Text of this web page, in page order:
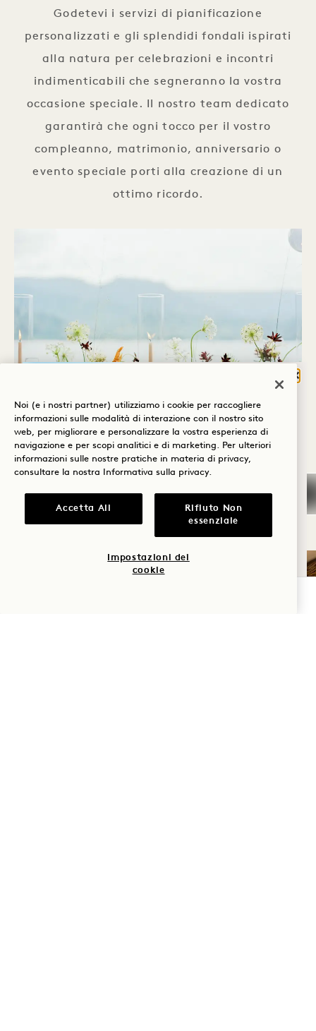
Godetevi i servizi di pianificazione
personalizzati e gli splendidi fondali ispirati
alla natura per celebrazioni e incontri
indimenticabili che segneranno la vostra
occasione speciale. Il nostro team dedicato
garantirà che ogni tocco per il vostro
compleanno, matrimonio, anniversario o
evento speciale porti alla creazione di un
ottimo ricordo.
COSA TI PORTA A
HANALEI BAY?
Benessere
Golf
Tempo in
Noi (e i nostri partner) utilizziamo i cookie per raccogliere
informazioni sulle modalità di interazione con il nostro sito
web, per migliorare e personalizzare la vostra esperienza di
navigazione e per scopi analitici e di marketing. Per ulteriori
informazioni sulle nostre pratiche in materia di privacy,
consultare la nostra
Informativa sulla privacy.
Accetta All
Rifiuto Non
essenziale
Impostazioni dei
cookie